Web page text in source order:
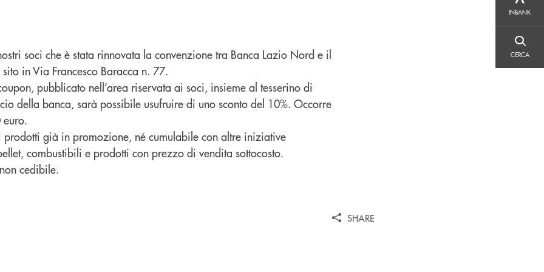
INBANK
CERCA
soci che è stata rinnovata la convenzione tra Banca Lazio Nord e il
in Via Francesco Baracca n. 77.
pubblicato nell’area riservata ai soci, insieme al tesserino di
della banca, sarà possibile usufruire di uno sconto del 10%. Occorre
prodotti già in promozione, né cumulabile con altre iniziative
combustibili e prodotti con prezzo di vendita sottocosto.
cedibile.
SHARE